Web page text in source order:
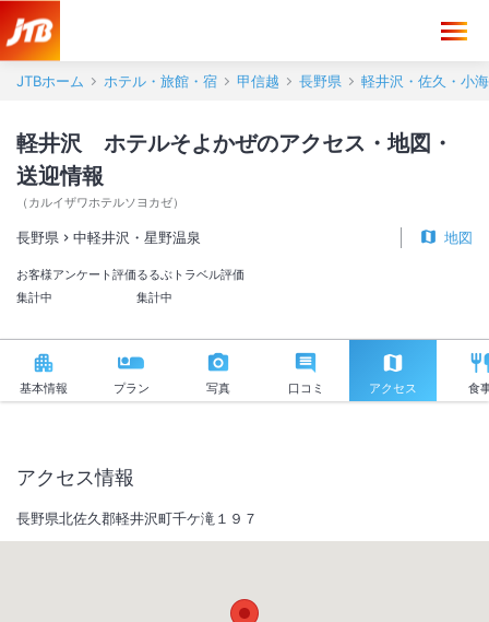
JTBホーム ホテル・旅館・宿 甲信越 長野県 軽井沢・佐久・小
軽井沢 ホテルそよかぜのアクセス・地図・
送迎情報
（ カルイザワホテルソヨカゼ）
長野県 中軽井沢・星野温泉 地図
お客様アンケート評価
集計中
るるぶトラベル評価
集計中
基本情報 プラン 写真 口コミ アクセス 食
アクセス情報
長野県北佐久郡軽井沢町千ケ滝１９７